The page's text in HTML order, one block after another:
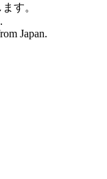
す。
Japan.